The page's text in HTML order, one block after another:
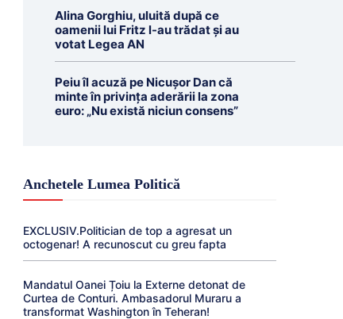
Alina Gorghiu, uluită după ce
oamenii lui Fritz l-au trădat şi au
votat Legea AN
Peiu îl acuză pe Nicușor Dan că
minte în privința aderării la zona
euro: „Nu există niciun consens”
Anchetele Lumea Politică
EXCLUSIV.Politician de top a agresat un
octogenar! A recunoscut cu greu fapta
Mandatul Oanei Țoiu la Externe detonat de
Curtea de Conturi. Ambasadorul Muraru a
transformat Washington în Teheran!